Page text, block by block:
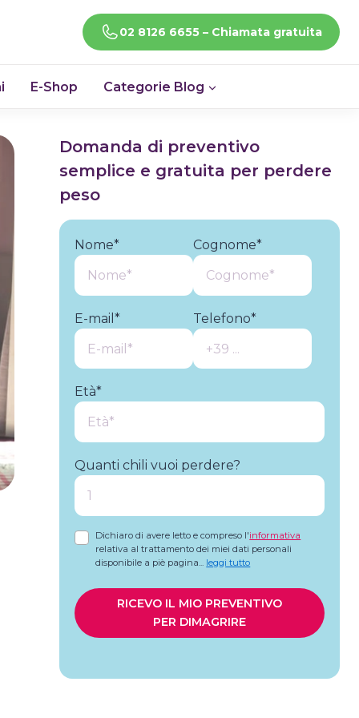
CHIAMACI!
02 8126 6655 – Chiamata gratuita
E-Shop Categorie Blog
Domanda di preventivo
semplice e gratuita per perdere
peso
Nome* Cognome*
E-mail* Telefono*
Età*
Quanti chili vuoi perdere?
Dichiaro di avere letto e compreso l'informativa
relativa al trattamento dei miei dati personali
disponibile a piè pagina
leggi tutto
RICEVO IL MIO PREVENTIVO
PER DIMAGRIRE